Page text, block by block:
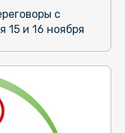
с
15 и 16 ноября